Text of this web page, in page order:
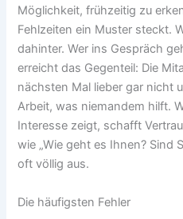
Möglichkeit, frühzeitig zu
Fehlzeiten ein Muster steckt.
dahinter. Wer ins Gespräch
erreicht das Gegenteil: Die
nächsten Mal lieber gar nicht
Arbeit, was niemandem hilft.
Interesse zeigt, schafft
wie „Wie geht es Ihnen? Sind
oft völlig aus.
Die häufigsten Fehler